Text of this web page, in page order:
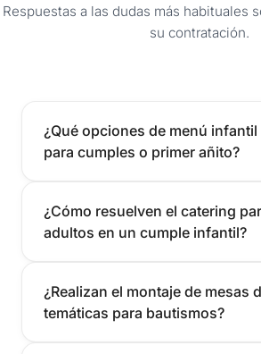
Respuestas a las dudas más habituales
su contratación.
¿Qué opciones de menú
para cumples o primer añito?
¿Cómo resuelven el catering
adultos en un cumple infantil?
¿Realizan el montaje de mesas
temáticas para bautismos?